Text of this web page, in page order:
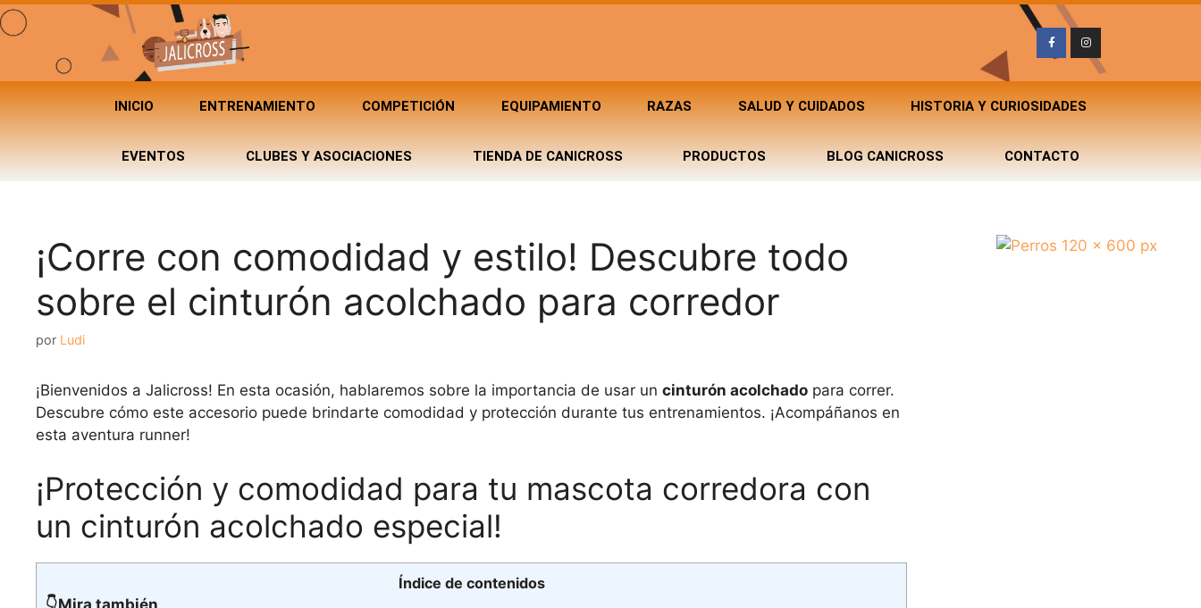
INICIO ENTRENAMIENTO COMPETICIÓN EQUIPAMIENTO RAZAS SALUD Y CUIDADOS HISTORIA Y CURIOSIDADES
EVENTOS CLUBES Y ASOCIACIONES TIENDA DE CANICROSS PRODUCTOS BLOG CANICROSS CONTACTO
¡Corre con comodidad y estilo! Descubre todo
sobre el cinturón acolchado para corredor
por Ludi
¡Bienvenidos a Jalicross! En esta ocasión, hablaremos sobre la importancia de usar un cinturón acolchado para correr.
Descubre cómo este accesorio puede brindarte comodidad y protección durante tus entrenamientos. ¡Acompáñanos en
esta aventura runner!
¡Protección y comodidad para tu mascota corredora con
un cinturón acolchado especial!
Índice de contenidos
👇Mira también